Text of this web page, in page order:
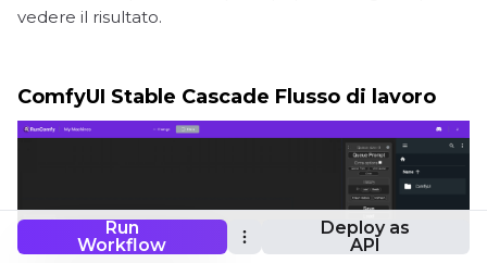
Run
Workflow
Deploy as
API
vedere il risultato.
ComfyUI Stable Cascade Flusso di lavoro